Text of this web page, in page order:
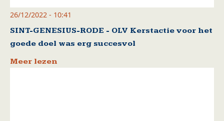
26/12/2022 - 10:41
SINT-GENESIUS-RODE - OLV Kerstactie voor het
goede doel was erg succesvol
Meer lezen